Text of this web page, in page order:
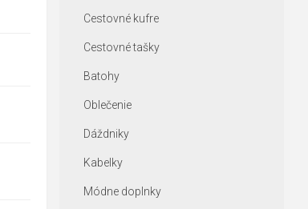
Cestovné kufre
Cestovné tašky
Batohy
Oblečenie
Dáždniky
Kabelky
Módne doplnky